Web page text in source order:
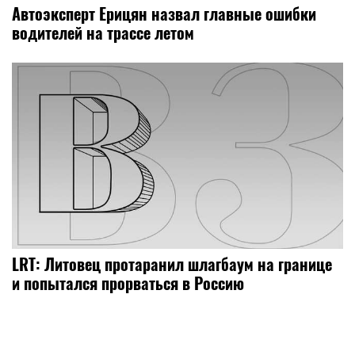
Автоэксперт Ерицян назвал главные ошибки
водителей на трассе летом
LRT: Литовец протаранил шлагбаум на границе
и попытался прорваться в Россию